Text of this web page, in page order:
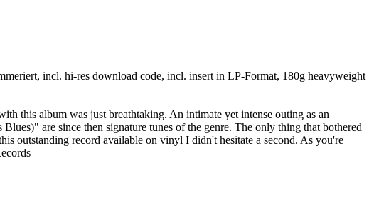
incl. hi-res download code, incl. insert in LP-Format, 180g heavyweight
this album was just breathtaking. An intimate yet intense outing as an
are since then signature tunes of the genre. The only thing that bothered
outstanding record available on vinyl I didn't hesitate a second. As you're